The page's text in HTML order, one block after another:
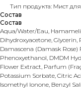
Тип продукта: Мист
Состав
Состав
Aqua/Water/Eau,
Dihydroxyacetone, Glycerin,
Damascena (Damask Rose)
Phenoxyethanol, DMDM
Flower Extract, Parfum
Potassium Sorbate, Citric
Isomethyl Ionone, Benzyl